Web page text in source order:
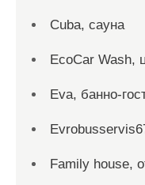
Cuba, сауна
EcoCar Wash,
Eva, банно-
Family house,